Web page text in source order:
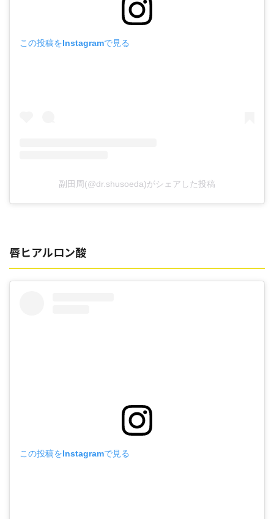
この投稿をInstagramで見る
副田周(@dr.shusoeda)がシェアした投稿
唇ヒアルロン酸
この投稿をInstagramで見る